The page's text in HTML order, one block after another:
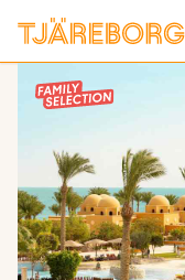
Kuvat ja videot